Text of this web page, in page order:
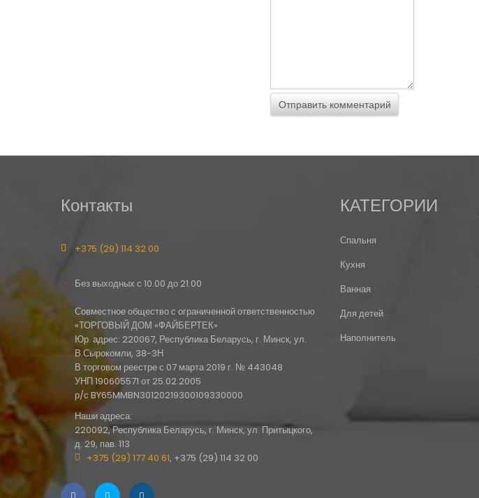
Контакты
+375 (29) 114 32 00
Без выходных с 10.00 до 21.00
Совместное общество с ограниченной ответственностью
«ТОРГОВЫЙ ДОМ «ФАЙБЕРТЕК»
Юр. адрес: 220067, Республика Беларусь, г. Минск, ул.
В.Сырокомли, 38-3Н
В торговом реестре с 07 марта 2019 г. № 443048
УНП 190605571 от 25.02.2005
р/с BY65MMBN30120219300109330000
Наши адреса:
220092, Республика Беларусь, г. Минск, ул. Притыцкого,
д. 29, пав. 113
+375 (29) 177 40 61, +375 (29) 114 32 00
КАТЕГОРИИ
Спальня
Кухня
Ванная
Для детей
Наполнитель